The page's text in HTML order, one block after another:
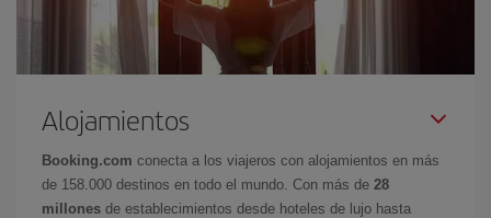
Alojamientos
Booking.com conecta a los viajeros con alojamientos en más
de 158.000 destinos en todo el mundo. Con más de 28
millones de establecimientos desde hoteles de lujo hasta